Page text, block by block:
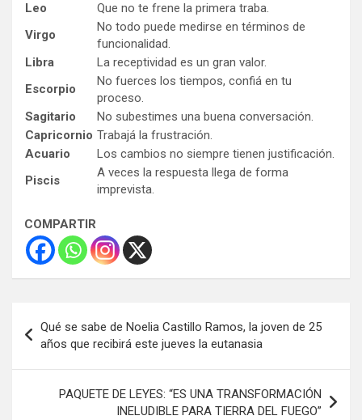
Leo
Que no te frene la primera traba.
Virgo
No todo puede medirse en términos de
funcionalidad.
Libra
La receptividad es un gran valor.
Escorpio
No fuerces los tiempos, confiá en tu
proceso.
Sagitario
No subestimes una buena conversación.
Capricornio Trabajá la frustración.
Acuario
Los cambios no siempre tienen justificación.
Piscis
A veces la respuesta llega de forma
imprevista.
COMPARTIR
de
entradas
Qué se sabe de Noelia Castillo Ramos, la joven de 25
años que recibirá este jueves la eutanasia
PAQUETE DE LEYES: “ES UNA TRANSFORMACIÓN
INELUDIBLE PARA TIERRA DEL FUEGO”